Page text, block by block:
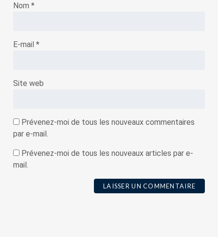
Nom *
E-mail *
Site web
Prévenez-moi de tous les nouveaux commentaires
par e-mail.
Prévenez-moi de tous les nouveaux articles par e-
mail.